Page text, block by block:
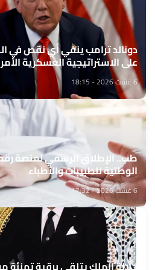
دونالد ترامب ينفي أي نقص في
على الاستراتيجية العسكرية
6 غشت 2026 - 18:15
طب.. الإطلاق الرسمي لمنصة
الوطنية للطبيبات والأطباء
6 غشت 2026 - 17:32